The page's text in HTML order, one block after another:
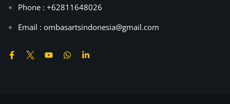
Phone : +62811648026
Email : ombasartsindonesia@gmail.com